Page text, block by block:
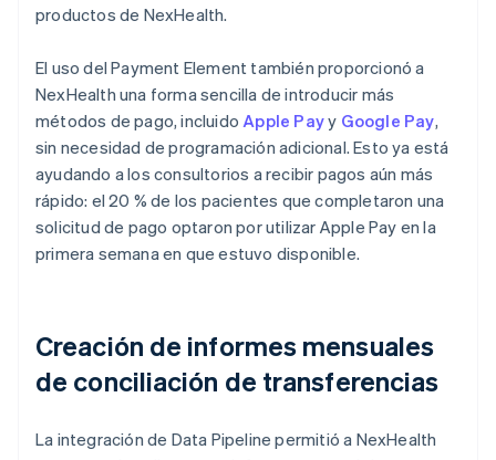
productos de NexHealth.
El uso del Payment Element también proporcionó a
NexHealth una forma sencilla de introducir más
métodos de pago, incluido Apple Payy Google Pay,
sin necesidad de programación adicional. Esto ya está
ayudando a los consultorios a recibir pagos aún más
rápido: el 20 % de los pacientes que completaron una
solicitud de pago optaron por utilizar Apple Pay en la
primera semana en que estuvo disponible.
Creación de informes mensuales
de conciliación de transferencias
La integración de Data Pipeline permitió a NexHealth